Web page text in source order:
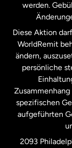
werden.
Diese Aktion
WorldRemit
ändern,
persönliche
spezifischen
aufgeführten
2093